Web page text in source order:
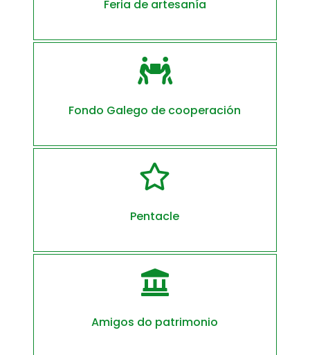
Feria de artesanía

Fondo Galego de cooperación

Pentacle

Amigos do patrimonio